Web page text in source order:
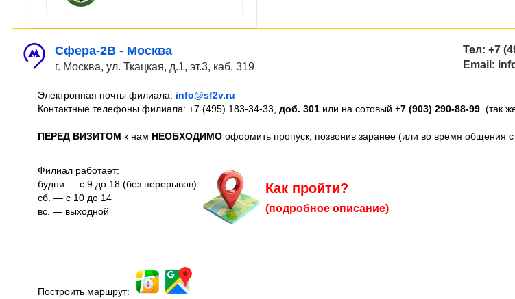
Сфера-2В - Москва
г. Москва, ул. Ткацкая, д.1, эт.3, каб. 319
Тел: +7
Email:
Электронная почты филиала: info@sf2v.ru
Контактные телефоны филиала: +7 (495) 183-34-33, доб. 301 или на сотовый +7 (903) 290-88-99 (так
ПЕРЕД ВИЗИТОМ к нам НЕОБХОДИМО оформить пропуск , позвонив заранее (или во время
Филиал работает:
будни — с 9 до 18 (без перерывов)
сб. — с 10 до 14
вс. — выходной
Как пройти?
(подробное описание)
Построить маршрут: